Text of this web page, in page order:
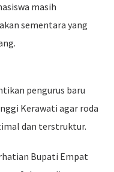
masih
sementara yang
pengurus baru
Kerawati agar roda
dan terstruktur.
Bupati Empat